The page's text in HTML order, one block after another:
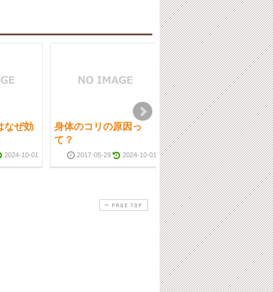
なぜ効
2024-10-01
身体のコリの原因っ
て？
2017-05-29 2024-10-01
麻痺にも鍼灸治療が使
われています
2017-05-08 2024-10-
PAGE TOP